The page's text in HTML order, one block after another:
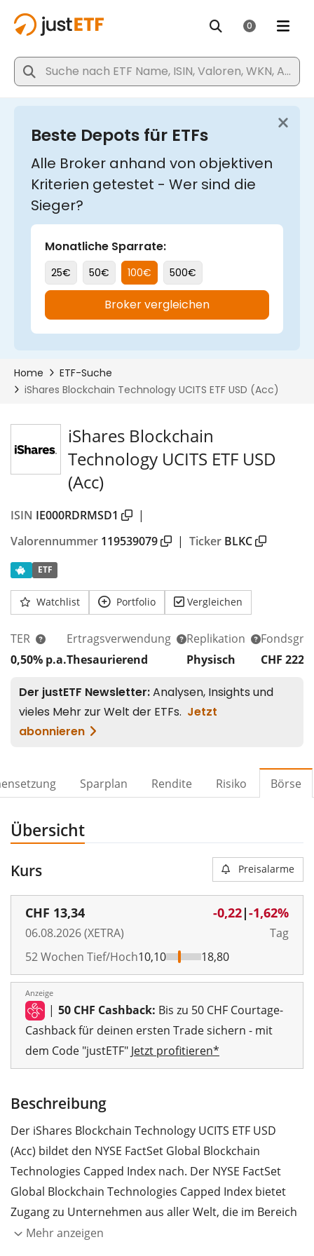
iShares Blockchain
Technology UCITS ETF USD
(Acc)
ISIN IE000RDRMSD1
|
Valorennummer 119539079 | Ticker BLKC
ETF
Watchlist Portfolio Vergleichen
TER
0,50% p.a.
Ertragsverwendung
Thesaurierend
Replikation
Physisch
CHF 222
Sparplan Rendite Risiko Börse
Übersicht
Kurs Preisalarme
CHF 13,34
06.08.2026 (XETRA)
-0,22|-1,62%
Tag
52 Wochen Tief/Hoch10,10 18,80
Anzeige
| 50 CHF Cashback: Bis zu 50 CHF Courtage-
Cashback für deinen ersten Trade sichern - mit
dem Code "justETF" Jetzt profitieren*
Beschreibung
Der iShares Blockchain Technology UCITS ETF USD
(Acc) bildet den NYSE FactSet Global Blockchain
Technologies Capped Index nach. Der NYSE FactSet
Global Blockchain Technologies Capped Index bietet
Zugang zu Unternehmen aus aller Welt, die im Bereich
der Blockchain-Technologie tätig sind.
Mehr anzeigen